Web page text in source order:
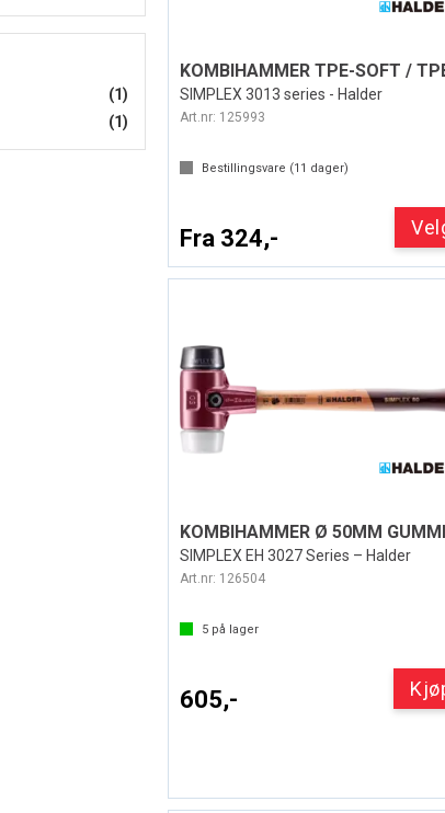
(1)
(1)
SIMPLEX 3013 series - Halder
Art.nr: 125993
Bestillingsvare (11 dager)
Fra 324,-
SIMPLEX EH 3027 Series – Halder
Art.nr: 126504
5på lager
605,-